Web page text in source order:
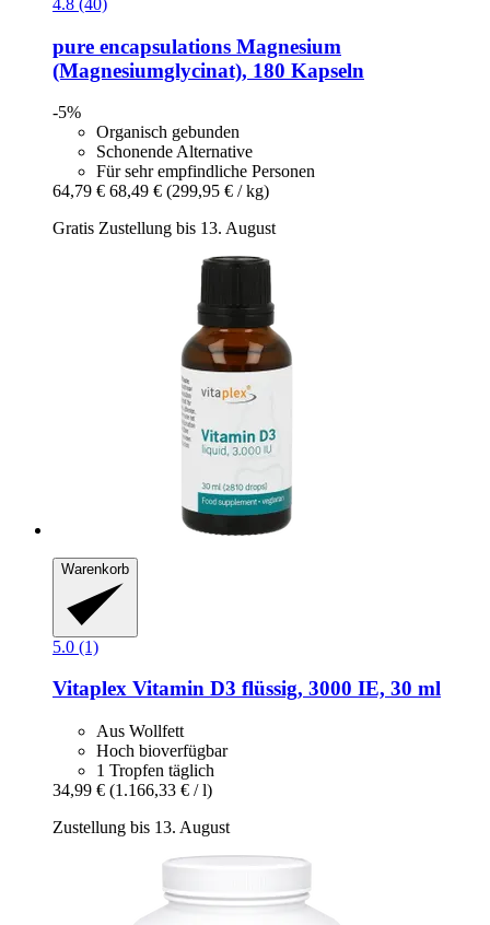
pure encapsulations Magnesium
(Magnesiumglycinat), 180 Kapseln
-5%
Organisch gebunden
Schonende Alternative
Für sehr empfindliche Personen
64,79 € 68,49 € (299,95 € / kg)
Gratis Zustellung bis 13. August
Warenkorb
5.0 (1)
Vitaplex Vitamin D3 flüssig, 3000 IE, 30 ml
Aus Wollfett
Hoch bioverfügbar
1 Tropfen täglich
34,99 € (1.166,33 € / l)
Zustellung bis 13. August